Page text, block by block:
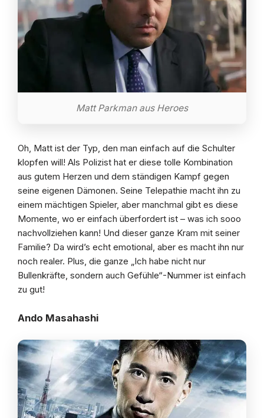
Matt Parkman aus Heroes
Oh, Matt ist der Typ, den man einfach auf die Schulter
klopfen will! Als Polizist hat er diese tolle Kombination
aus gutem Herzen und dem ständigen Kampf gegen
seine eigenen Dämonen. Seine Telepathie macht ihn zu
einem mächtigen Spieler, aber manchmal gibt es diese
Momente, wo er einfach überfordert ist – was ich sooo
nachvollziehen kann! Und dieser ganze Kram mit seiner
Familie? Da wird’s echt emotional, aber es macht ihn nur
noch realer. Plus, die ganze „Ich habe nicht nur
Bullenkräfte, sondern auch Gefühle“-Nummer ist einfach
zu gut!
Ando Masahashi